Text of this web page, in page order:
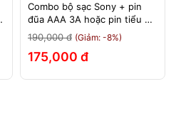
Combo bộ sạc Sony + pin
đũa AAA 3A hoặc pin tiểu AA
2A Sony 1.5v
190,000 đ (Giảm: -8%)
175,000 đ